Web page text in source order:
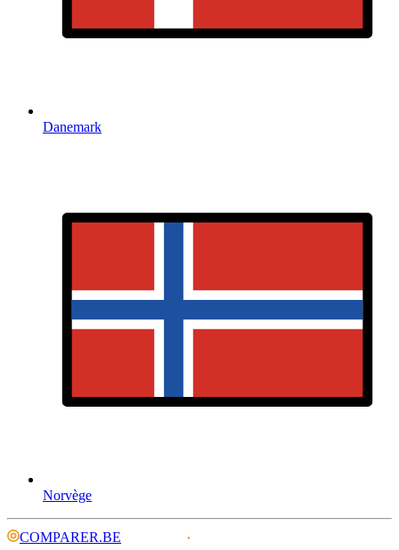
Danemark
Norvège
COMPARER.BE